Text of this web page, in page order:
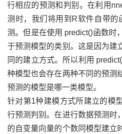
行相应的预测和判别。在利用
测时，我们将用到R软件自带的
测。但是在使用 predict()函数时
于预测模型的类别。这是因为建
同的建立方式。所以利用
种模型也会存在两种不同的预测
预测的模型是哪一类模型。
针对第1种建模方式所建立的模
行预测判别。在进行数据预测时
的自变量向量的个数同模型建立